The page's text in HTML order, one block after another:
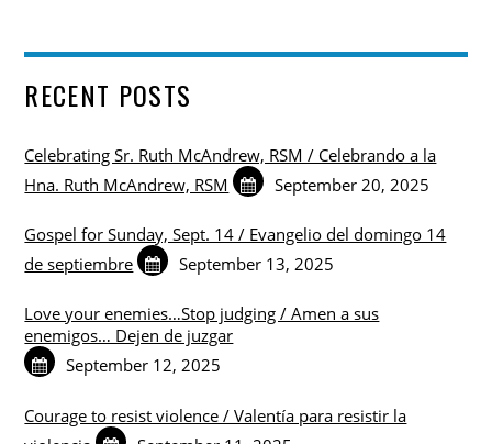
RECENT POSTS
Celebrating Sr. Ruth McAndrew, RSM / Celebrando a la
Hna. Ruth McAndrew, RSM
September 20, 2025
Gospel for Sunday, Sept. 14 / Evangelio del domingo 14
de septiembre
September 13, 2025
Love your enemies…Stop judging / Amen a sus
enemigos… Dejen de juzgar
September 12, 2025
Courage to resist violence / Valentía para resistir la